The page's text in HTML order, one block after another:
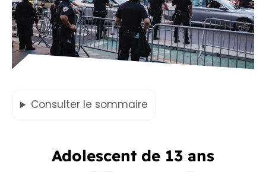
Consulter le sommaire
Adolescent de 13 ans